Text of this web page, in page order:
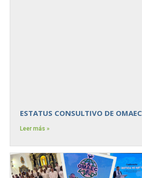
ESTATUS CONSULTIVO DE OMAEC
Leer más »